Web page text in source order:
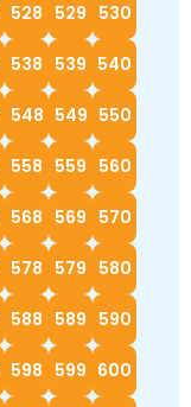
528 529 530
538 539 540
548 549 550
558 559 560
568 569 570
578 579 580
588 589 590
598 599 600